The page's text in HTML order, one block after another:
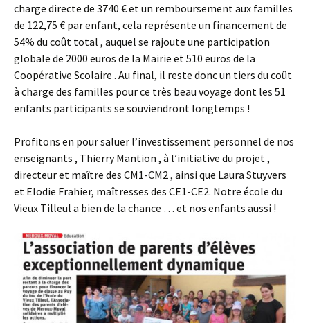
charge directe de 3740 € et un remboursement aux familles
de 122,75 € par enfant, cela représente un financement de
54% du coût total , auquel se rajoute une participation
globale de 2000 euros de la Mairie et 510 euros de la
Coopérative Scolaire . Au final, il reste donc un tiers du coût
à charge des familles pour ce très beau voyage dont les 51
enfants participants se souviendront longtemps !
Profitons en pour saluer l’investissement personnel de nos
enseignants , Thierry Mantion , à l’initiative du projet ,
directeur et maître des CM1-CM2 , ainsi que Laura Stuyvers
et Elodie Frahier, maîtresses des CE1-CE2. Notre école du
Vieux Tilleul a bien de la chance … et nos enfants aussi !